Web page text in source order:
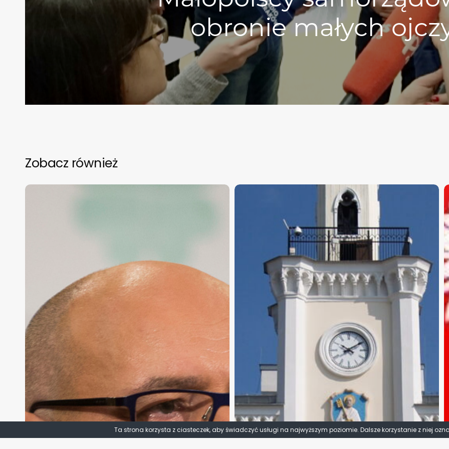
obronie małych
Zobacz również
Ta strona korzysta z ciasteczek, aby świadczyć usługi na najwyższym poziomie. Dalsze korzystanie z niej